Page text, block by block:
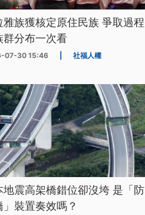
雅族獲核定原住民族 爭取過程
群分布一次看
07-30 15:46 社福人權
地震高架橋錯位卻沒垮 是「防
」裝置奏效嗎？